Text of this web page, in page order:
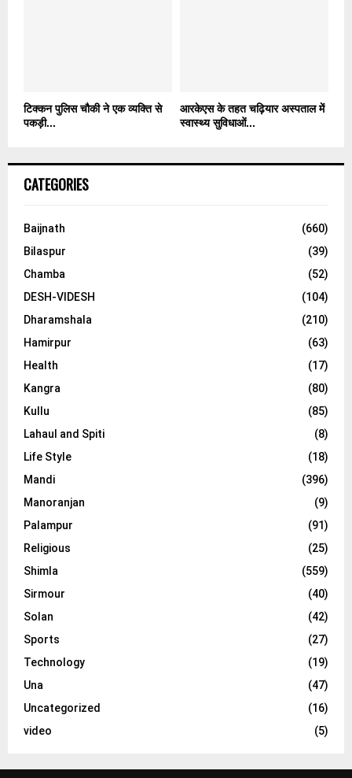
टिक्कन पुलिस चौकी ने एक व्यक्ति से
पकड़ी...
आरकेएस के तहत चढ़ियार अस्पताल में
स्वास्थ्य सुविधाओं...
CATEGORIES
Baijnath
(660)
Bilaspur
(39)
Chamba
(52)
DESH-VIDESH
(104)
Dharamshala
(210)
Hamirpur
(63)
Health
(17)
Kangra
(80)
Kullu
(85)
Lahaul and Spiti
(8)
Life Style
(18)
Mandi
(396)
Manoranjan
(9)
Palampur
(91)
Religious
(25)
Shimla
(559)
Sirmour
(40)
Solan
(42)
Sports
(27)
Technology
(19)
Una
(47)
Uncategorized
(16)
video
(5)